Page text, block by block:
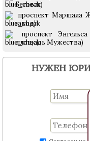
Беговая)
проспект Маршала
завод)
проспект
площадь Мужества)
НУЖЕН